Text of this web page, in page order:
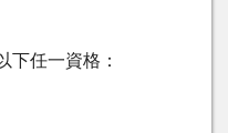
下任一資格：